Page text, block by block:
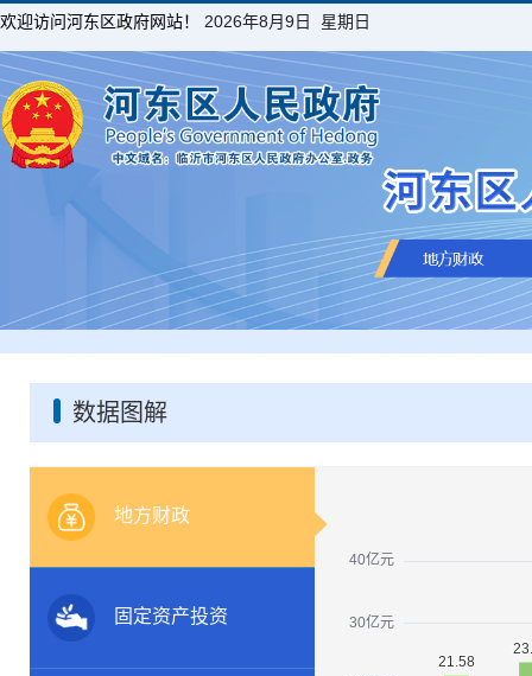
欢迎访问河东区政府网站！ 2026年8月9日 星期日
数据图解
地方财政
固定资产投资